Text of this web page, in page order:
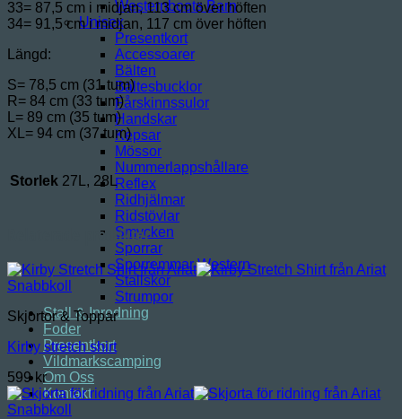
Westernboots Barn
Unisex
Presentkort
Accessoarer
Bälten
Bältesbucklor
Fårskinnssulor
Handskar
Kepsar
Mössor
Nummerlappshållare
Reflex
Ridhjälmar
Ridstövlar
Smycken
Sporrar
Sporremmar Western
Stallskor
Strumpor
Stall & Inredning
Foder
Presentkort
Vildmarkscamping
Om Oss
Kontakt
33= 87,5 cm i midjan, 113 cm över höften
34= 91,5 cm i midjan, 117 cm över höften
Längd:
S= 78,5 cm (31 tum)
R= 84 cm (33 tum)
L= 89 cm (35 tum)
XL= 94 cm (37 tum)
Storlek 27L, 28L
Relaterade produkter
Snabbkoll
Skjortor & Toppar
Kirby stretch shirt
599 kr
Snabbkoll